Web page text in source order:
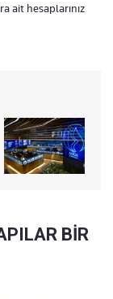
ait hesaplarınız
BİR